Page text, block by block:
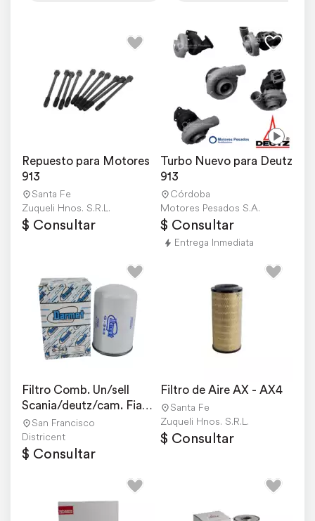
Repuesto para Motores
913
Santa Fe
Zuqueli Hnos. S.R.L.
$ Consultar
Turbo Nuevo para Deutz
913
Córdoba
Motores Pesados S.A.
$ Consultar
Entrega Inmediata
Filtro Comb. Un/sell
Scania/deutz/cam. Fiat
150San Francisco
Districent
$ Consultar
Filtro de Aire AX - AX4
Santa Fe
Zuqueli Hnos. S.R.L.
$ Consultar